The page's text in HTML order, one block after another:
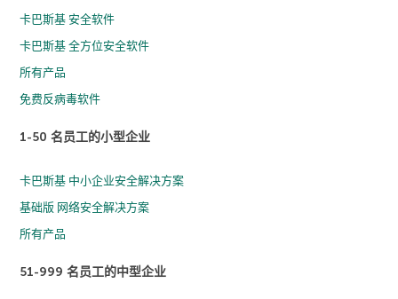
卡巴斯基 安全软件
卡巴斯基 全方位安全软件
所有产品
免费反病毒软件
1-50 名员工的小型企业
卡巴斯基 中小企业安全解决方案
基础版 网络安全解决方案
所有产品
51-999 名员工的中型企业